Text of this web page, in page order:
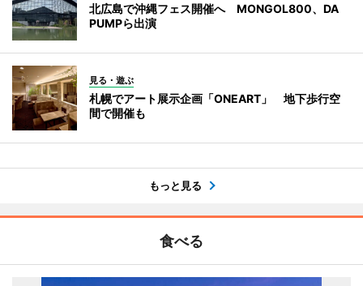
北広島で沖縄フェス開催へ MONGOL800、DA
PUMPら出演
見る・遊ぶ
札幌でアート展示企画「ONEART」 地下歩行空
間で開催も
もっと見る
食べる